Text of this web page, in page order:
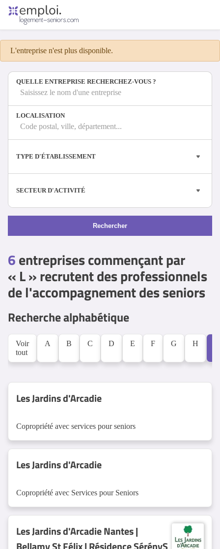
Offres d'emploi
Entreprises
Métiers
Espace recruteur
L'entreprise n'est plus disponible.
QUELLE ENTREPRISE RECHERCHEZ-VOUS ?
Saisissez le nom d'une entreprise
LOCALISATION
Code postal, ville, département...
TYPE D'ÉTABLISSEMENT
SECTEUR D'ACTIVITÉ
Rechercher
6entreprises commençant par
« L » recrutent des professionnels
de l'accompagnement des seniors
Recherche alphabétique
Voir
tout
A B C D E F G H
Les Jardins d'Arcadie
Copropriété avec services pour seniors
Les Jardins d'Arcadie
Copropriété avec Services pour Seniors
Les Jardins d'Arcadie Nantes |